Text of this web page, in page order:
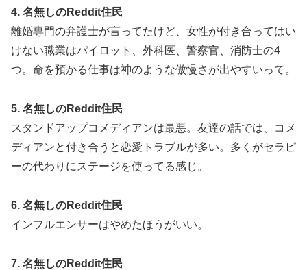
4. 名無しのReddit住民
離婚専門の弁護士が言ってたけど、女性が付き合ってはい
けない職業はパイロット、外科医、警察官、消防士の4
つ。命を預かる仕事は神のような傲慢さが出やすいって。
5. 名無しのReddit住民
スタンドアップコメディアンは最悪。友達の話では、コメ
ディアンと付き合うと恋愛トラブルが多い。多くがセラピ
ーの代わりにステージを使ってる感じ。
6. 名無しのReddit住民
インフルエンサーはやめたほうがいい。
7. 名無しのReddit住民